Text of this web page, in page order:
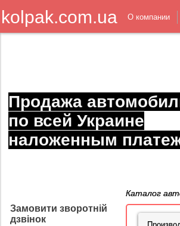
kolpak.com.ua О компании
Продажа
по всей Украине
наложенным
Замовити зворотній
дзвінок
Каталог